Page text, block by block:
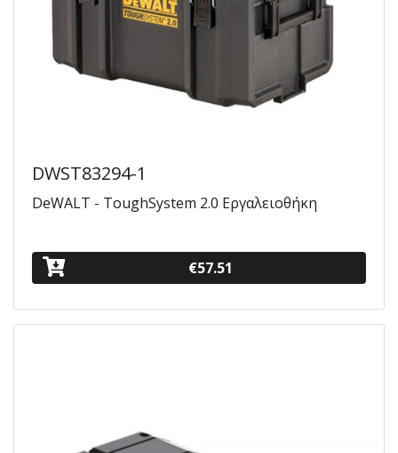
DWST83294-1
DeWALT - ToughSystem 2.0 Εργαλειοθήκη
€57.51